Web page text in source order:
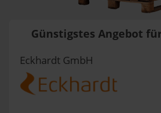
Günstigstes Angebot
Eckhardt GmbH